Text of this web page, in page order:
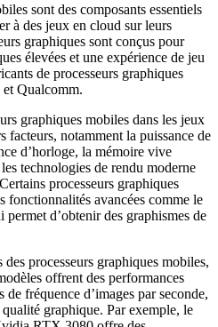
sont des composants essentiels
à des jeux en cloud sur leurs
graphiques sont conçus pour
élevées et une expérience de jeu
de processeurs graphiques
Qualcomm.
graphiques mobiles dans les jeux
facteurs, notamment la puissance de
d’horloge, la mémoire vive
technologies de rendu moderne
processeurs graphiques
fonctionnalités avancées comme le
d’obtenir des graphismes de
processeurs graphiques mobiles,
offrent des performances
de fréquence d’images par seconde,
graphique. Par exemple, le